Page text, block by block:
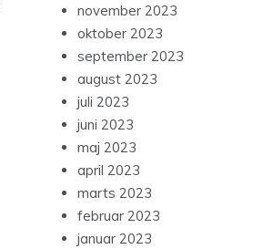
november 2023
oktober 2023
september 2023
august 2023
juli 2023
juni 2023
maj 2023
april 2023
marts 2023
februar 2023
januar 2023